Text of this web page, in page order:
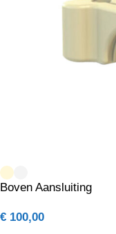
Boven Aansluiting
€ 100,00